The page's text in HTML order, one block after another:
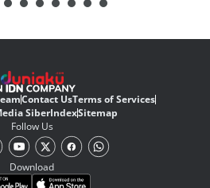
Contact UsTerms of Services
SiberIndexSitemap
Follow Us
Download